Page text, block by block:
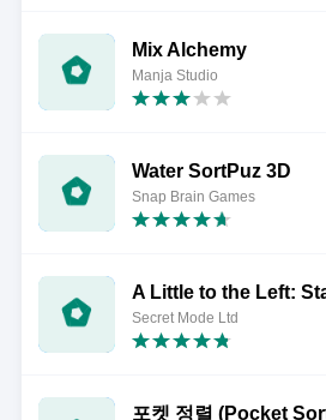
Mix Alchemy
Manja Studio
Water SortPuz 3D
Snap Brain Games
A Little to the Left:
Secret Mode Ltd
포켓 정렬 (Pocket